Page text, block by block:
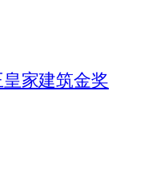
家建筑金奖